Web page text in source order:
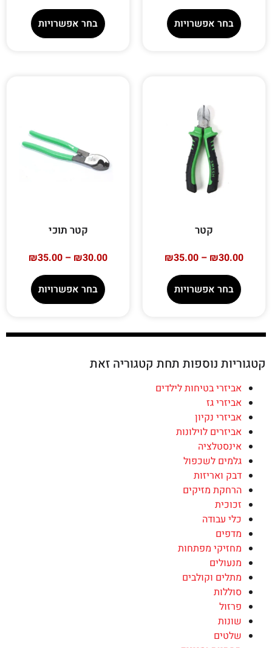
בחר אפשרויות בחר אפשרויות
קטר
₪30.00
–
₪35.00
בחר אפשרויות
קטר תוכי
₪30.00
–
₪35.00
בחר אפשרויות
קטגוריות נוספות תחת קטגוריה זאת
אביזרי בטיחות לילדים
אביזרי גז
אביזרי נקיון
אביזרים לוילונות
אינסטלציה
גלמים לשכפול
דבק ואריזות
הרחקת מזיקים
זכוכית
כלי עבודה
מדפים
מחזיקי מפתחות
מנעולים
מתלים וקולבים
סוללות
פרזול
שונות
שלטים